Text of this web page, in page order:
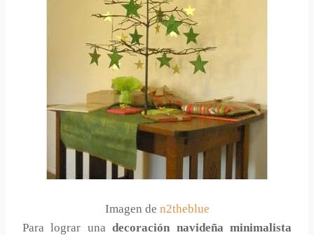
Imagen de n2theblue
Para lograr unadecoración navideña minimalista